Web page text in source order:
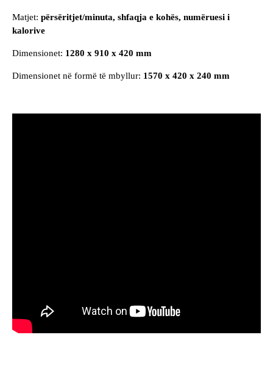
Matjet: përsëritjet/minuta, shfaqja e kohës, numëruesi i
kalorive
Dimensionet: 1280 x 910 x 420 mm
Dimensionet në formë të mbyllur: 1570 x 420 x 240 mm